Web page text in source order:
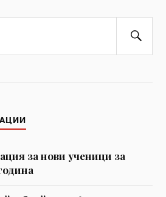
за нови ученици за